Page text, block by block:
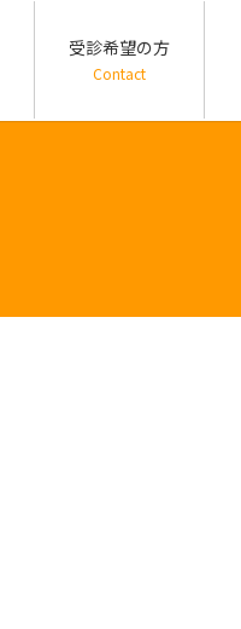
受診希望の方
Contact